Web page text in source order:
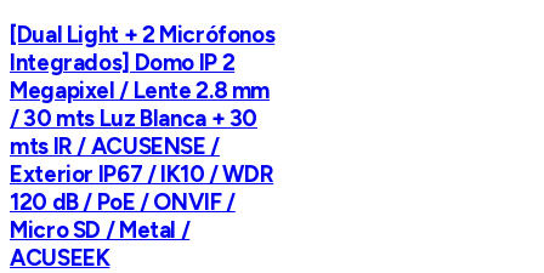
[Dual Light + 2 Micrófonos
Integrados] Domo IP 2
Megapixel / Lente 2.8 mm
/ 30 mts Luz Blanca + 30
mts IR / ACUSENSE /
Exterior IP67 / IK10 / WDR
120 dB / PoE / ONVIF /
Micro SD / Metal /
ACUSEEK